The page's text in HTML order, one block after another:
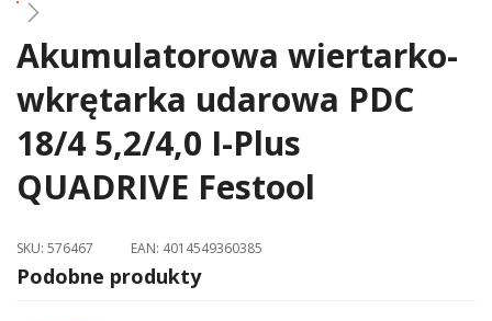
Skip
to
the
beginning
of
the
images
Akumulatorowa wiertarko-
wkrętarka udarowa PDC
18/4 5,2/4,0 I-Plus
QUADRIVE Festool
SKU: 576467 EAN: 4014549360385
Podobne produkty